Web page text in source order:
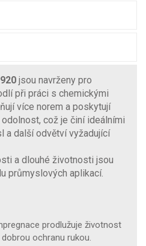
jsou navrženy pro
při práci s chemickými
více norem a poskytují
což je činí ideálními
a další odvětví vyžadující
a dlouhé životnosti jsou
průmyslových aplikací.
prodlužuje životnost
ochranu rukou.